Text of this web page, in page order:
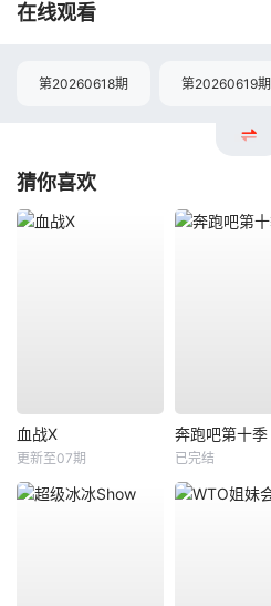
在线观看
第20260618期 第20260619期
猜你喜欢
血战X
更新至07期
奔跑吧第十季
已完结